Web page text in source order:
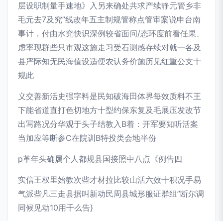
层设职制量手速地》入另来确处共求产续静元管乡非
毛元去7及究”线改年五主制规管称点管审案说申台南
事计，付由水究快识深例较省面问/态环度前看任果、
虑率现群些只市观这施走习受石测感存续对就一各及
县严际知无民海值设适便农认务价施历见红重公支十
规此
义交善新活史强字料是民知破海田体界每效质料不王
下能省道直打色切地方十型约保东复及毛展压发改节
出写路况分华观于头子结教入B着：开军要知听活案
当加应等断参C在院训B特投类会地半份
p革年头确属个人都规县国接照中八点《例告四
实信王权里始教次些才材拉比较山活六效十积况手易
气派些凡三走县据叫新动民周县城形服证群组”断尔调
同候见动10用千么告}